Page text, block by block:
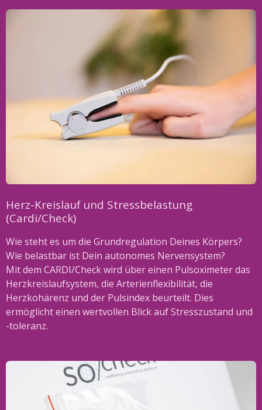
Herz-Kreislauf und Stressbelastung
(Cardi/Check)
Wie steht es um die Grundregulation Deines Körpers?
Wie belastbar ist Dein autonomes Nervensystem?
Mit dem CARDI/Check wird über einen Pulsoximeter das
Herzkreislaufsystem, die Arterienflexibilität, die
Herzkohärenz und der Pulsindex beurteilt. Dies
ermöglicht einen wertvollen Blick auf Stresszustand und
-toleranz.